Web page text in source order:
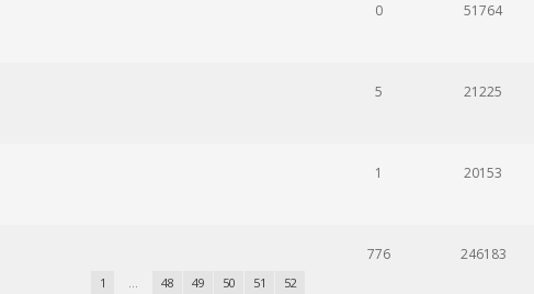
0 51764
5 21225
1 20153
1 … 48 49 50 51 52
776 246183